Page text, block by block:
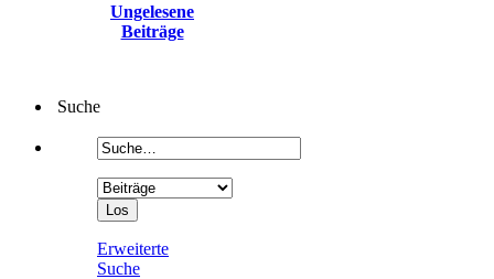
Ungelesene
Beiträge
Suche
Erweiterte
Suche